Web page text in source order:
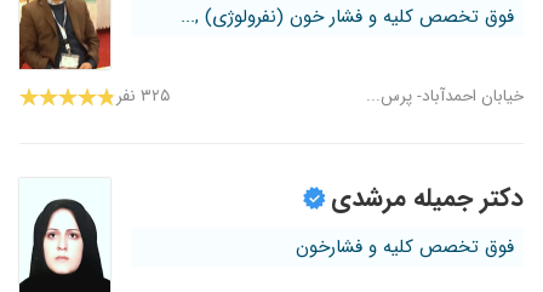
فوق تخصص کلیه و فشار خون (نفرولوژی) ,...
خیابان احمدآباد- پرس... ۳۲۵ نفر
دکتر جمیله مرشدی
فوق تخصص کلیه و فشارخون